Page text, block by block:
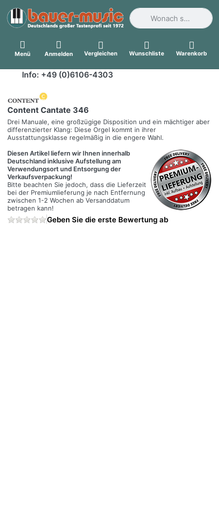
Geben Sie einen
Menü Anmelden Vergleichen Wunschliste Warenkorb
Info: +49 (0)6106-4303
Content Cantate 346
Drei Manuale, eine großzügige Disposition und ein mächtiger aber
differenzierter Klang: Diese Orgel kommt in ihrer
Ausstattungsklasse regelmäßig in die engere Wahl.
Diesen Artikel liefern wir Ihnen innerhalb
Deutschland inklusive Aufstellung am
Verwendungsort und Entsorgung der
Verkaufsverpackung!
Bitte beachten Sie jedoch, dass die Lieferzeit
bei der Premiumlieferung je nach Entfernung
zwischen 1-2 Wochen ab Versanddatum
betragen kann!
Geben Sie die erste Bewertung ab